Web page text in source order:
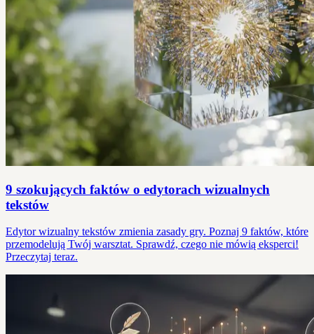
9 szokujących faktów o edytorach wizualnych
tekstów
Edytor wizualny tekstów zmienia zasady gry. Poznaj 9 faktów, które
przemodelują Twój warsztat. Sprawdź, czego nie mówią eksperci!
Przeczytaj teraz.